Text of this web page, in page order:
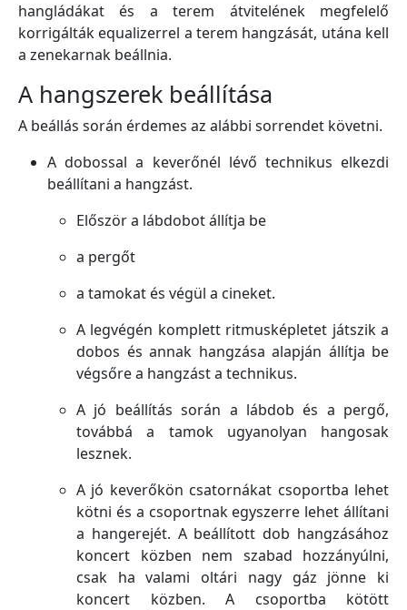
hangládákat és a terem átvitelének megfelelő
korrigálták equalizerrel a terem hangzását, utána kell
a zenekarnak beállnia.
A hangszerek beállítása
A beállás során érdemes az alábbi sorrendet követni.
A dobossal a keverőnél lévő technikus elkezdi
beállítani a hangzást.
Először a lábdobot állítja be
a pergőt
a tamokat és végül a cineket.
A legvégén komplett ritmusképletet játszik a
dobos és annak hangzása alapján állítja be
végsőre a hangzást a technikus.
A jó beállítás során a lábdob és a pergő,
továbbá a tamok ugyanolyan hangosak
lesznek.
A jó keverőkön csatornákat csoportba lehet
kötni és a csoportnak egyszerre lehet állítani
a hangerejét. A beállított dob hangzásához
koncert közben nem szabad hozzányúlni,
csak ha valami oltári nagy gáz jönne ki
koncert közben. A csoportba kötött